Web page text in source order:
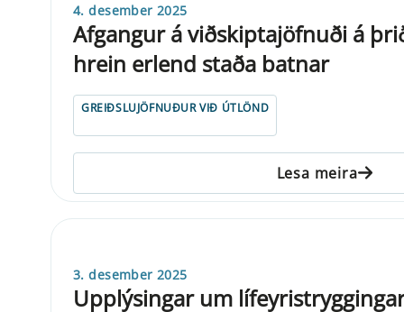
4. desember 2025
Afgangur á viðskiptajöfnuði á
hrein erlend staða batnar
GREIÐSLUJÖFNUÐUR VIÐ ÚTLÖND
Lesa meira
3. desember 2025
Upplýsingar um